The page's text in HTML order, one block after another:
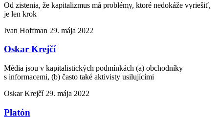
Od zistenia, že kapitalizmus má problémy, ktoré nedokáže vyriešiť,
je len krok
Ivan Hoffman 29. mája 2022
Oskar Krejčí
Média jsou v kapitalistických podmínkách (a) obchodníky
s informacemi, (b) často také aktivisty usilujícími
Oskar Krejčí 29. mája 2022
Platón